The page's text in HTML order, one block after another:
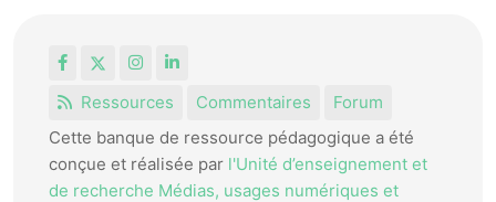
FacebookInstagram
LinkedIn
Ressources
Commentaires
Forum
Cette banque de ressource pédagogique a été
conçue et réalisée par l'Unité d’enseignement et
de recherche Médias, usages numériques et